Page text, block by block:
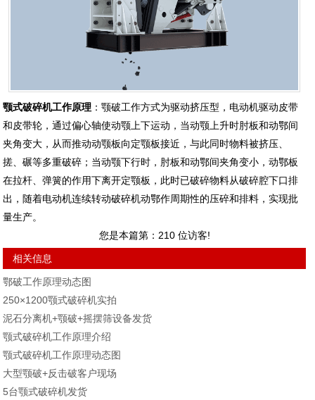
颚式破碎机工作原理 ：颚破工作方式为驱动挤压型，电动机驱动皮带
和皮带轮，通过偏心轴使动颚上下运动，当动颚上升时肘板和动鄂间
夹角变大，从而推动动颚板向定颚板接近，与此同时物料被挤压、
搓、碾等多重破碎；当动颚下行时，肘板和动鄂间夹角变小，动鄂板
在拉杆、弹簧的作用下离开定颚板，此时已破碎物料从破碎腔下口排
出，随着电动机连续转动破碎机动鄂作周期性的压碎和排料，实现批
量生产。
您是本篇第： 210位访客!
相关信息
鄂破工作原理动态图
250×1200颚式破碎机实拍
泥石分离机+颚破+摇摆筛设备发货
颚式破碎机工作原理介绍
颚式破碎机工作原理动态图
大型颚破+反击破客户现场
5台颚式破碎机发货